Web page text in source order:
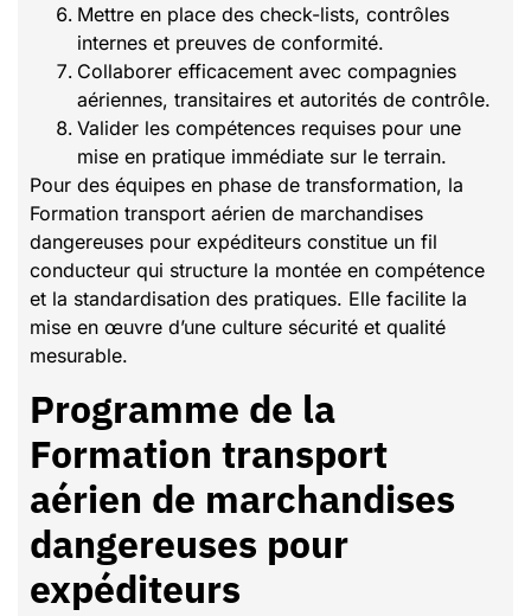
Mettre en place des check-lists, contrôles
internes et preuves de conformité.
Collaborer efficacement avec compagnies
aériennes, transitaires et autorités de contrôle.
Valider les compétences requises pour une
mise en pratique immédiate sur le terrain.
Pour des équipes en phase de transformation, la
Formation transport aérien de marchandises
dangereuses pour expéditeurs constitue un fil
conducteur qui structure la montée en compétence
et la standardisation des pratiques. Elle facilite la
mise en œuvre d’une culture sécurité et qualité
mesurable.
Programme de la
Formation transport
aérien de marchandises
dangereuses pour
expéditeurs